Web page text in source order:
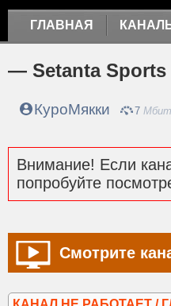
ГЛАВНАЯ
— Setanta Sports
КуроМякки 7
Внимание! Если
попробуйте
Смотрите